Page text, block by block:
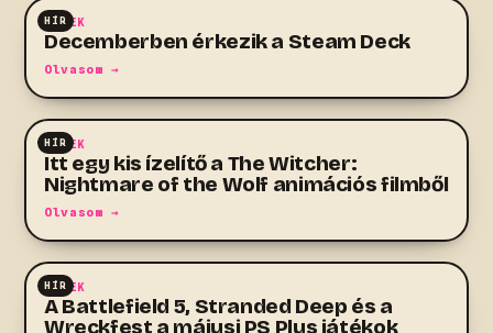
HÍR
HÍREK
Decemberben érkezik a Steam Deck
Olvasom →
HÍR
HÍREK
Itt egy kis ízelítő a The Witcher:
Nightmare of the Wolf animációs filmből
Olvasom →
HÍR
HÍREK
A Battlefield 5, Stranded Deep és a
Wreckfest a májusi PS Plus játékok